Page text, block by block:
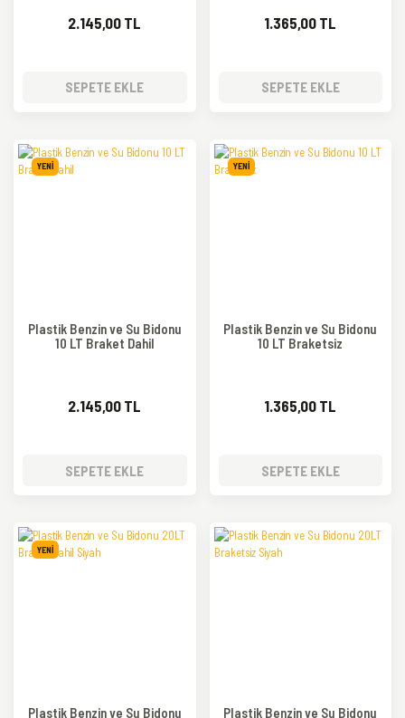
2.145,00 TL
SEPETE EKLE
1.365,00 TL
SEPETE EKLE
YENİ
Plastik Benzin ve Su Bidonu
10 LT Braket Dahil
2.145,00 TL
SEPETE EKLE
YENİ
Plastik Benzin ve Su Bidonu
10 LT Braketsiz
1.365,00 TL
SEPETE EKLE
YENİ
Plastik Benzin ve Su Bidonu Plastik Benzin ve Su Bidonu